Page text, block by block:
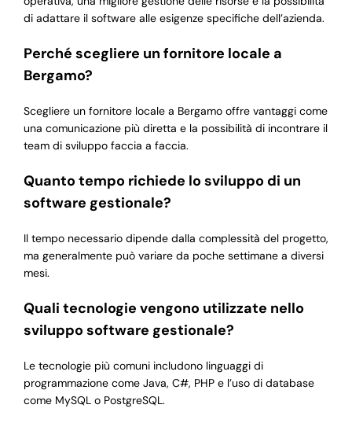
di adattare il software alle esigenze specifiche dell’azienda.
Perché scegliere un fornitore locale a
Bergamo?
Scegliere un fornitore locale a Bergamo offre vantaggi come
una comunicazione più diretta e la possibilità di incontrare il
team di sviluppo faccia a faccia.
Quanto tempo richiede lo sviluppo di un
software gestionale?
Il tempo necessario dipende dalla complessità del progetto,
ma generalmente può variare da poche settimane a diversi
mesi.
Quali tecnologie vengono utilizzate nello
sviluppo software gestionale?
Le tecnologie più comuni includono linguaggi di
programmazione come Java, C#, PHP e l’uso di database
come MySQL o PostgreSQL.